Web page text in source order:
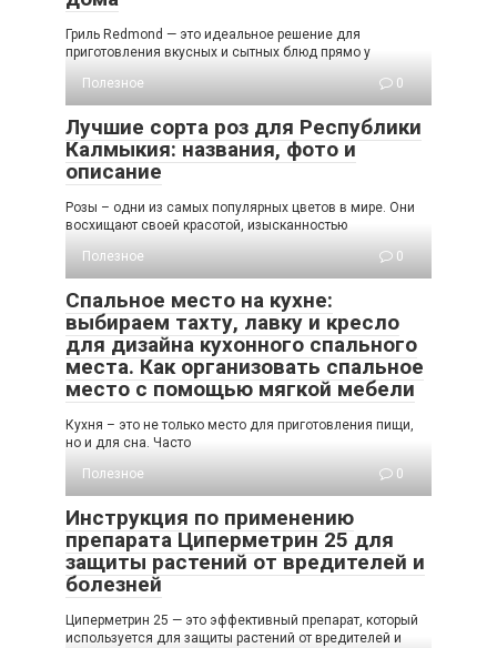
Гриль Redmond — это идеальное решение для
приготовления вкусных и сытных блюд прямо у
Полезное
0
Лучшие сорта роз для Республики
Калмыкия: названия, фото и
описание
Розы – одни из самых популярных цветов в мире. Они
восхищают своей красотой, изысканностью
Полезное
0
Спальное место на кухне:
выбираем тахту, лавку и кресло
для дизайна кухонного спального
места. Как организовать спальное
место с помощью мягкой мебели
Кухня – это не только место для приготовления пищи,
но и для сна. Часто
Полезное
0
Инструкция по применению
препарата Циперметрин 25 для
защиты растений от вредителей и
болезней
Циперметрин 25 — это эффективный препарат, который
используется для защиты растений от вредителей и